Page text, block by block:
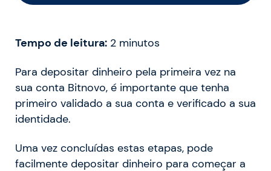
Tempo de leitura: 2 minutos
Para depositar dinheiro pela primeira vez na
sua conta Bitnovo, é importante que tenha
primeiro validado a sua conta e verificado a sua
identidade.
Uma vez concluídas estas etapas, pode
facilmente depositar dinheiro para começar a